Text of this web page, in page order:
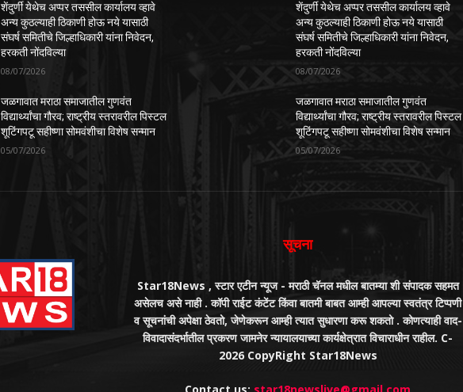
शेंदुर्णी येथेच अप्पर तससील कार्यालय व्हावे
अन्य कुठल्याही ठिकाणी होऊ नये यासाठी
संघर्ष समितीचे जिल्हाधिकारी यांना निवेदन,
हरकती नोंदविल्या
08/07/2026
जळगावात मराठा समाजातील गुणवंत
विद्यार्थ्यांचा गौरव; राष्ट्रीय स्तरावरील पिस्टल
शूटिंगपटू सहीष्णा सोमवंशीचा विशेष सन्मान
05/07/2026
शेंदुर्णी येथेच अप्पर तससील कार्यालय व्हावे
अन्य कुठल्याही ठिकाणी होऊ नये यासाठी
संघर्ष समितीचे जिल्हाधिकारी यांना निवेदन,
हरकती नोंदविल्या
08/07/2026
जळगावात मराठा समाजातील गुणवंत
विद्यार्थ्यांचा गौरव; राष्ट्रीय स्तरावरील पिस्टल
शूटिंगपटू सहीष्णा सोमवंशीचा विशेष सन्मान
05/07/2026
सूचना
Star18News , स्टार एटीन न्यूज - मराठी चॅनल मधील बातम्या शी संपादक सहमत
असेलच असे नाही . कॉपी राईट कंटेंट किंवा बातमी बाबत आम्ही आपल्या स्वतंत्र टिप्पणी
व सूचनांची अपेक्षा ठेवतो, जेणेकरून आम्ही त्यात सुधारणा करू शकतो . कोणत्याही वाद-
विवादासंदर्भातील प्रकरण जामनेर न्यायालयाच्या कार्यक्षेत्रात विचाराधीन राहील. C-
2026 CopyRight Star18News